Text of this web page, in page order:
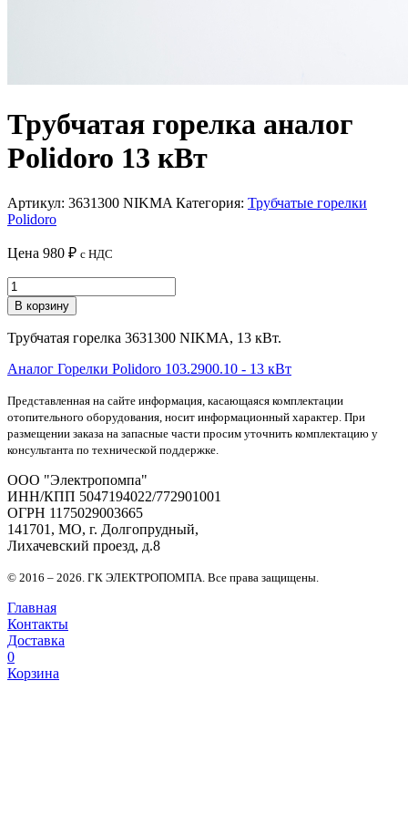
Трубчатая горелка аналог
Polidoro 13 кВт
Артикул: 3631300 NIKMA Категория: Трубчатые горелки
Polidoro
Цена 980 ₽ с НДС
Количество
товара
Трубчатая
горелка
аналог
Polidoro
кВт
В корзину
Трубчатая горелка 3631300 NIKMA, 13 кВт.
Аналог Горелки Polidoro 103.2900.10 - 13 кВт
Представленная на сайте информация, касающаяся комплектации
отопительного оборудования, носит информационный характер. При
размещении заказа на запасные части просим уточнить комплектацию у
консультанта по технической поддержке.
OOO "Электропомпа"
ИНН/КПП 5047194022/772901001
ОГРН 1175029003665
141701, МО, г. Долгопрудный,
Лихачевский проезд, д.8
© 2016 – 2026. ГК ЭЛЕКТРОПОМПА. Все права защищены.
Главная
Контакты
Доставка
0
Корзина